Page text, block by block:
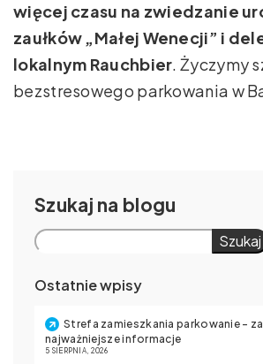
więcej czasu na zwiedzanie
zaułków „Małej Wenecji” i
lokalnym Rauchbier. Życzymy
bezstresowego parkowania w
Szukaj
Szukaj
Ostatnie wpisy
Strefa zamieszkania parkowanie –
najważniejsze informacje
5 SIERPNIA, 2026